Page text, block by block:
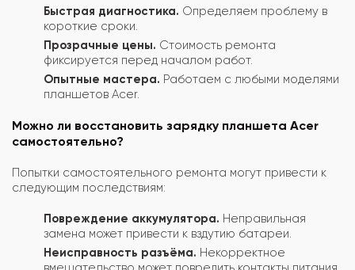
Быстрая диагностика. Определяем проблему в
короткие сроки.
Прозрачные цены. Стоимость ремонта
фиксируется перед началом работ.
Опытные мастера. Работаем с любыми моделями
планшетов Acer.
Можно ли восстановить зарядку планшета Acer
самостоятельно?
Попытки самостоятельного ремонта могут привести к
следующим последствиям:
Повреждение аккумулятора. Неправильная
замена может привести к вздутию батареи.
Неисправность разъёма. Некорректное